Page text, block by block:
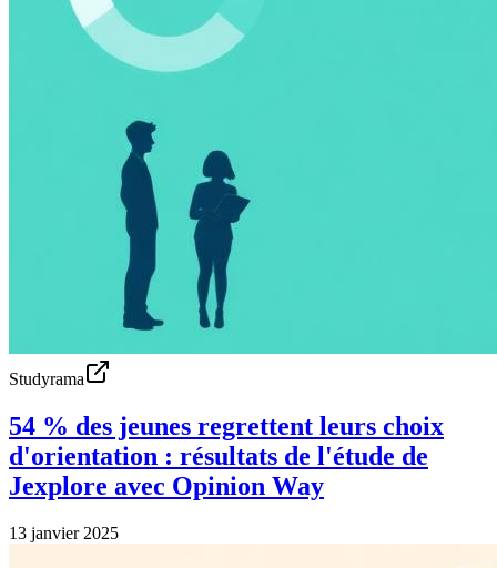
Studyrama
54 % des jeunes regrettent leurs choix
d'orientation : résultats de l'étude de
Jexplore avec Opinion Way
13 janvier 2025